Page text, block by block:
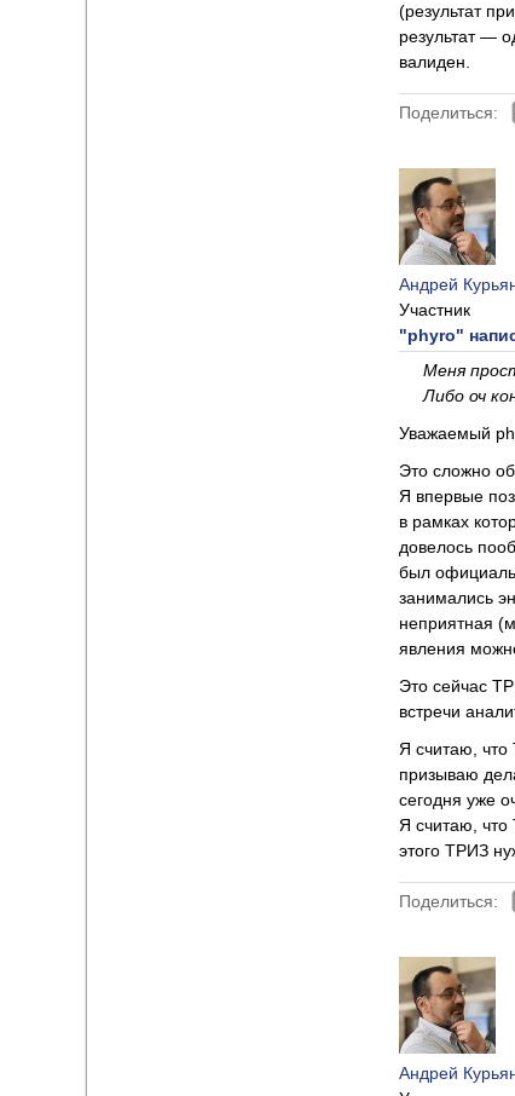
(результат
результат —
валиден.
Поделиться:
Андрей
Участник
"phyro"
Меня
Либо оч
Уважаемый
Это сложно
Я впервые
в рамках
довелось
был
занимались
неприятная
явления
Это сейчас
встречи
Я считаю, что
призываю
сегодня уже
Я считаю,
этого ТРИЗ
Поделиться:
Андрей